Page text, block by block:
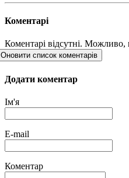
Коментарі
Коментарі відсутні.
Оновити список коментарів
Додати коментар
Ім'я
E-mail
Коментар